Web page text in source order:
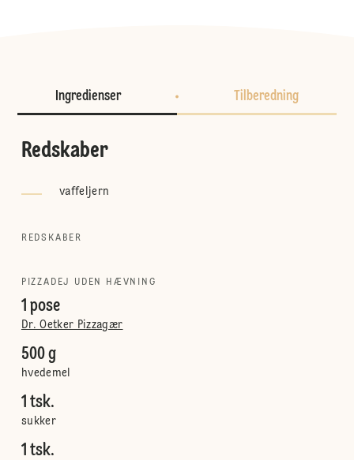
Ingredienser Tilberedning
Redskaber
vaffeljern
REDSKABER
PIZZADEJ UDEN HÆVNING
1 pose
Dr. Oetker Pizzagær
500 g
hvedemel
1 tsk.
sukker
1 tsk.